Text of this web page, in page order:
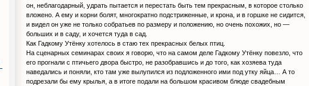
он, неблагодарный, удрать пытается и перестать быть тем прекрасным, в которое столько
вложено. А ему и корни болят, многократно подстриженные, и крона, и в горшке не сидится,
и видел он уже не только собратьев по размеру и положению, но очень похожих, но —
больших и в саду, и хочется туда в сад.
Как Гадкому Утёнку хотелось в стаю тех прекрасных белых птиц.
На сценарных семинарах своих я говорю, что на самом деле Гадкому Утёнку повезло, что
его прогнали с птичьего двора быстро, не разобравшись и до того, как хозяева туда
наведались и поняли, кто там уже вылупился из подложенного ими под утку яйца… А то
подрезали бы ему крылья, а в итоге подали на большом красивом блюде свадебным